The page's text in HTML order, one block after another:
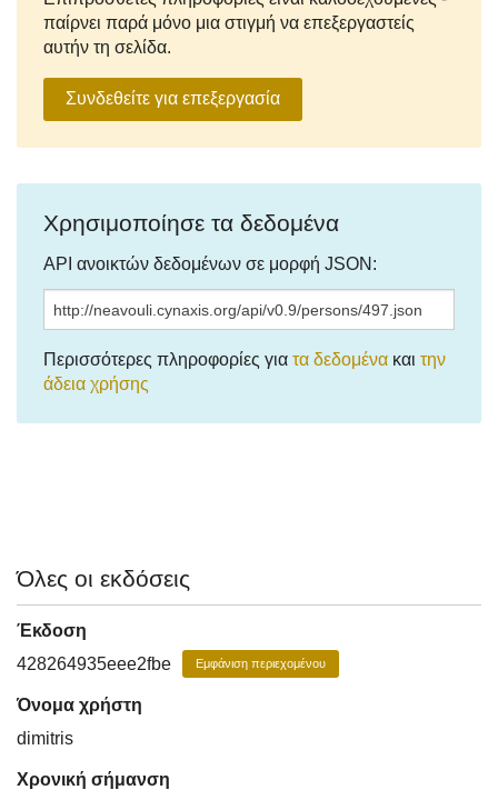
παίρνει παρά μόνο μια στιγμή να επεξεργαστείς
αυτήν τη σελίδα.
Συνδεθείτε για επεξεργασία
Χρησιμοποίησε τα δεδομένα
API ανοικτών δεδομένων σε μορφή JSON:
Περισσότερες πληροφορίες για τα δεδομένα και την
άδεια χρήσης
Όλες οι εκδόσεις
Έκδοση
428264935eee2fbe
Εμφάνιση περιεχομένου
Όνομα χρήστη
dimitris
Χρονική σήμανση